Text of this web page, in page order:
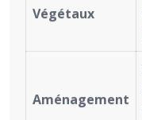
Végétaux
Aménagement